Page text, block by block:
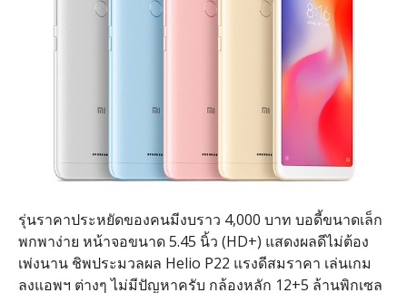
รุ่นราคาประหยัดของคนมีงบราว 4,000 บาท บอดี้ขนาดเล็ก
พกพาง่าย หน้าจอขนาด 5.45 นิ้ว (HD+) แสดงผลดีไม่ต้อง
เพ่งนาน ชิพประมวลผล Helio P22 แรงดีสมราคา เล่นเกม
ลงแอพฯ ต่างๆ ไม่มีปัญหาครับ กล้องหลัก 12+5 ล้านพิกเซล